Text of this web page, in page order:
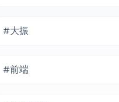
#大振
#前端